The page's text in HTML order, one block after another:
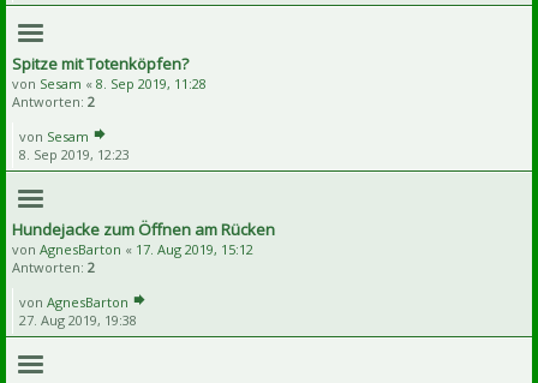
Spitze mit Totenköpfen?
von Sesam « 8. Sep 2019, 11:28
Antworten: 2
von Sesam
8. Sep 2019, 12:23
Hundejacke zum Öffnen am Rücken
von AgnesBarton « 17. Aug 2019, 15:12
Antworten: 2
von AgnesBarton
27. Aug 2019, 19:38